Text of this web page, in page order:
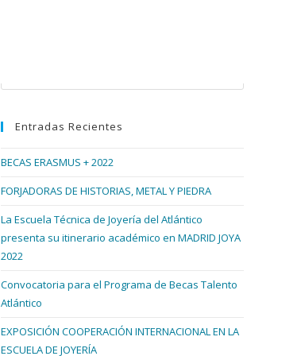
Escape
Entradas Recientes
BECAS ERASMUS + 2022
FORJADORAS DE HISTORIAS, METAL Y PIEDRA
La Escuela Técnica de Joyería del Atlántico
presenta su itinerario académico en MADRID JOYA
2022
Convocatoria para el Programa de Becas Talento
Atlántico
EXPOSICIÓN COOPERACIÓN INTERNACIONAL EN LA
ESCUELA DE JOYERÍA